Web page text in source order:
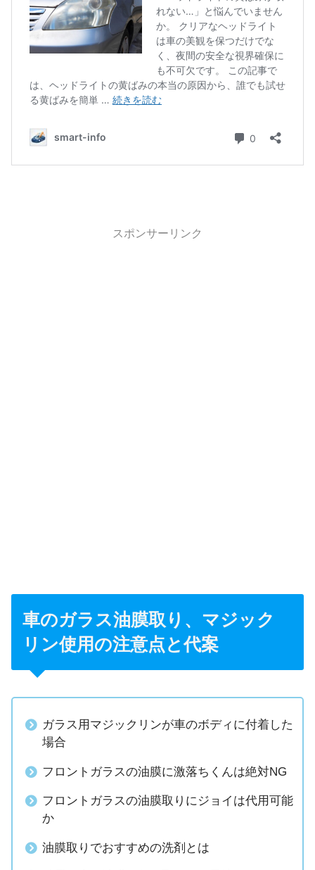
スポンサーリンク
車のガラス油膜取り、マジック
リン使用の注意点と代案
ガラス用マジックリンが車のボディに付着した
場合
フロントガラスの油膜に激落ちくんは絶対NG
フロントガラスの油膜取りにジョイは代用可能
か
油膜取りでおすすめの洗剤とは